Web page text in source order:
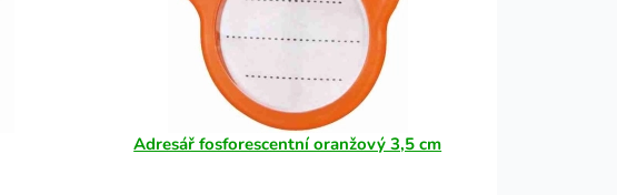
Adresář fosforescentní oranžový 3,5 cm